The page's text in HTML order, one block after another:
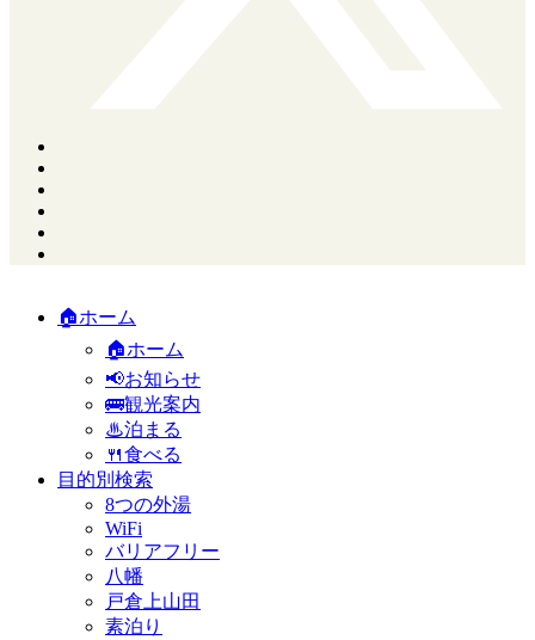
🏠ホーム
🏠ホーム
📢お知らせ
🚌観光案内
♨泊まる
🍴食べる
目的別検索
8つの外湯
WiFi
バリアフリー
八幡
戸倉上山田
素泊り